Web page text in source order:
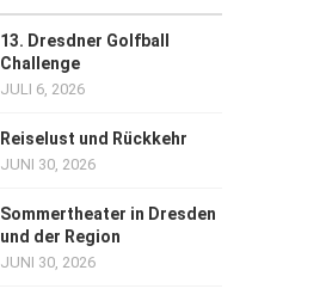
13. Dresdner Golfball
Challenge
JULI 6, 2026
Reiselust und Rückkehr
JUNI 30, 2026
Sommertheater in Dresden
und der Region
JUNI 30, 2026